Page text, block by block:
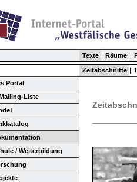
Texte | Räume |
Zeitabschnitte |
Portal
Liste
/ Weiterbildung